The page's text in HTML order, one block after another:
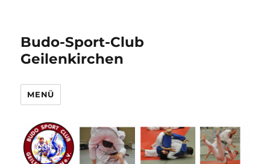
Budo-Sport-Club
Geilenkirchen
MENÜ